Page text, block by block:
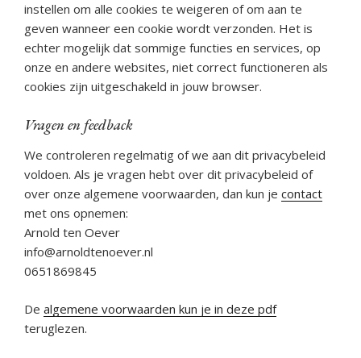
instellen om alle cookies te weigeren of om aan te
geven wanneer een cookie wordt verzonden. Het is
echter mogelijk dat sommige functies en services, op
onze en andere websites, niet correct functioneren als
cookies zijn uitgeschakeld in jouw browser.
Vragen en feedback
We controleren regelmatig of we aan dit privacybeleid
voldoen. Als je vragen hebt over dit privacybeleid of
over onze algemene voorwaarden, dan kun je contact
met ons opnemen:
Arnold ten Oever
info@arnoldtenoever.nl
0651869845
De algemene voorwaarden kun je in deze pdf
teruglezen.